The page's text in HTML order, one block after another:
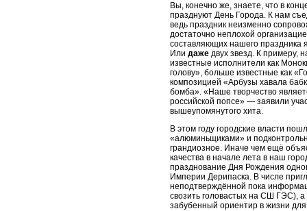
Вы, конечно же, знаете, что в
празднуют День Города. К нам
ведь праздник неизменно
достаточно неплохой
составляющих нашего праздника
Или даже двух звезд. К примеру,
известные исполнители как
голову», больше известные как
композицией «Арбузы хавала
бомба». «Наше творчество
российской попсе» — заявили
вышеупомянутого хита.
В этом году городские власти
«алюминьщиками» и
грандиозное. Иначе чем ещё
качества в начале лета в наш
празднование Дня Рождения
Империи Дерипаска. В числе
неподтверждённой пока
свозить головастых на СШ ГЭС), а
забубенный ориентир в жизни